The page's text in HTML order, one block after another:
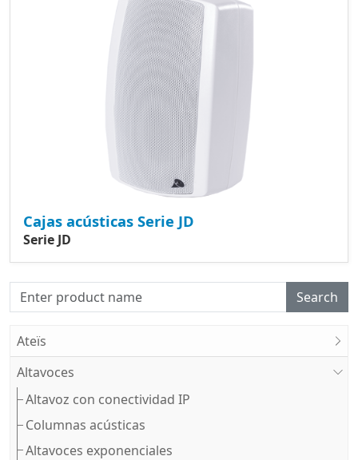
Cajas acústicas Serie JD
Serie JD
Search
Ateïs
Altavoces
Altavoz con conectividad IP
Columnas acústicas
Altavoces exponenciales